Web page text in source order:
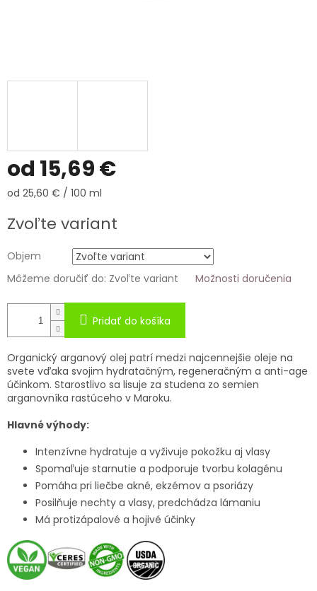
od 15,69 €
Jednotková
od 25,60 € / 100 ml
Zvoľte variant
Objem
Môžeme doručiť do: Zvoľte variant Možnosti doručenia
Pridať do košíka
Organický arganový olej patrí medzi najcennejšie oleje na
svete vďaka svojim hydratačným, regeneračným a anti-age
účinkom. Starostlivo sa lisuje za studena zo semien
arganovníka rastúceho v Maroku.
Hlavné výhody:
Intenzívne hydratuje a vyživuje pokožku aj vlasy
Spomaľuje starnutie a podporuje tvorbu kolagénu
Pomáha pri liečbe akné, ekzémov a psoriázy
Posilňuje nechty a vlasy, predchádza lámaniu
Má protizápalové a hojivé účinky